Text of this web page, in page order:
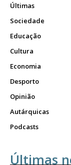
Últimas
Sociedade
Educação
Cultura
Economia
Desporto
Opinião
Autárquicas
Podcasts
Últimas